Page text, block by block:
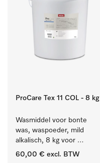
ProCare Tex 11 COL - 8 kg
Wasmiddel voor bonte
was, waspoeder, mild
alkalisch, 8 kg voor
behoud van kleur en
60,00 € excl. BTW